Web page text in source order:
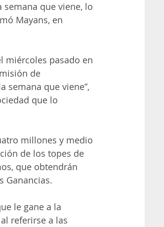
que viene, lo
Mayans, en
miércoles pasado en
de
semana que viene”,
que lo
millones y medio
de los topes de
que obtendrán
Ganancias.
le gane a la
referirse a las